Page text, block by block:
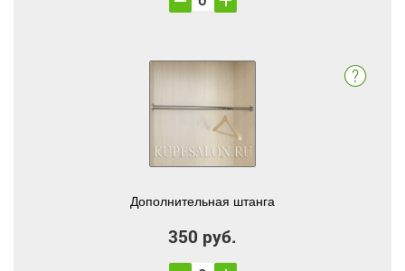
Дополнительная штанга
350 руб.